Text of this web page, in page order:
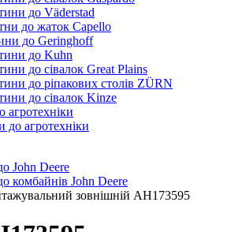
до Väderstad
до жаток Capello
до Geringhoff
до Kuhn
до сівалок Great Plains
до ріпакових столів ZÜRN
до сівалок Kinze
агротехніки
до агротехніки
John Deere
комбайнів John Deere
зовнішній AH173595